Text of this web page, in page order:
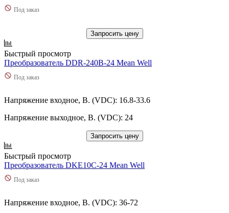
Под заказ
Запросить цену
Быстрый просмотр
Преобразователь DDR-240B-24 Mean Well
Под заказ
Напряжение входное, В. (VDC): 16.8-33.6
Напряжение выходное, В. (VDC): 24
Запросить цену
Быстрый просмотр
Преобразователь DKE10C-24 Mean Well
Под заказ
Напряжение входное, В. (VDC): 36-72